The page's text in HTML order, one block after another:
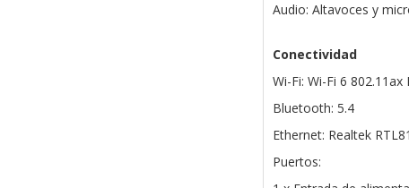
Audio: Altavoces y
Conectividad
Wi-Fi: Wi-Fi 6
Bluetooth: 5.4
Ethernet: Realtek
Puertos: